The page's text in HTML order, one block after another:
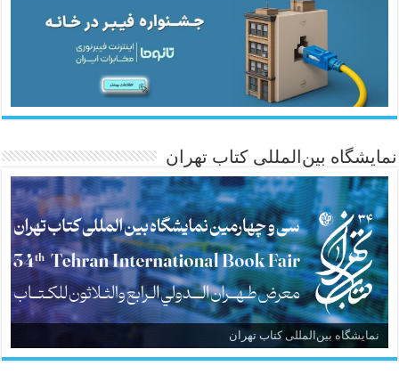
نمایشگاه بین‌المللی کتاب تهران
نمایشگاه بین‌المللی کتاب تهران